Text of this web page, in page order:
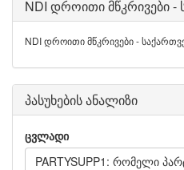
NDI დროითი მწკრივები
NDI დროითი მწკრივები -
პასუხების ანალიზი
ცვლადი
PARTYSUPP1: რომელი